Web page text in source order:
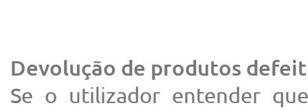
Devolução de produtos
Se o utilizador entender